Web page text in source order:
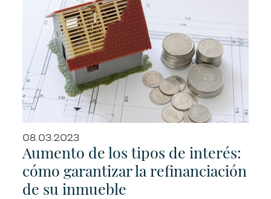
08.03.2023
Aumento de los tipos de interés:
cómo garantizar la refinanciación
de su inmueble